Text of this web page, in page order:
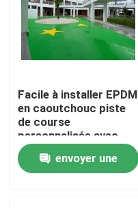
Accueil
Produits
Vidéos
Facile à installer EPDM
en caoutchouc piste
de course
personnalisée avec
flexibilité UV
envoyer une